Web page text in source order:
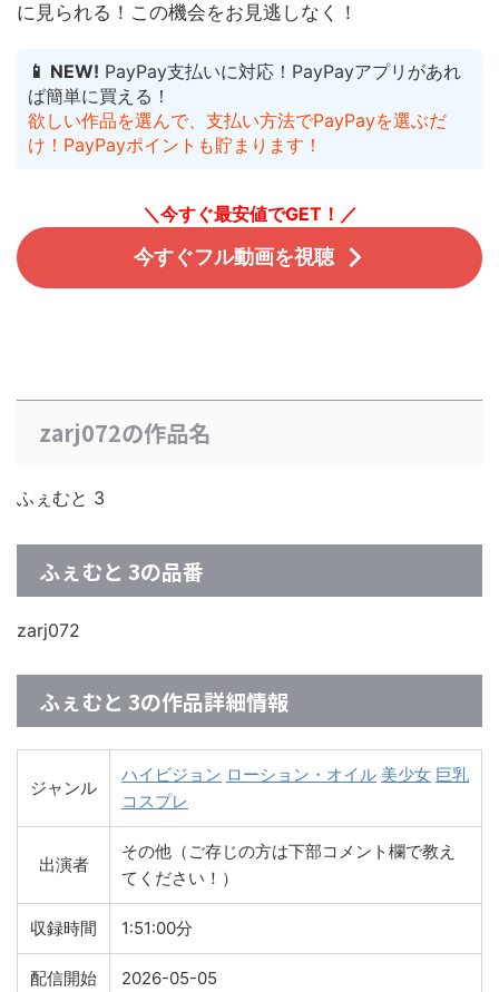
に見られる！ この機会をお見逃しなく！
📱 NEW! PayPay支払いに対応！PayPayアプリがあれ
ば簡単に買える！
欲しい作品を選んで、支払い方法でPayPayを選ぶだ
け！PayPayポイントも貯まります！
＼今すぐ最安値でGET！／
今すぐフル動画を視聴
zarj072の作品名
ふぇむと 3
ふぇむと 3の品番
zarj072
ふぇむと 3の作品詳細情報
ジャンル
ハイビジョン ローション・オイル 美少女 巨乳
コスプレ
出演者
その他（ご存じの方は下部コメント欄で教え
てください！）
収録時間 1:51:00分
配信開始
2026-05-05